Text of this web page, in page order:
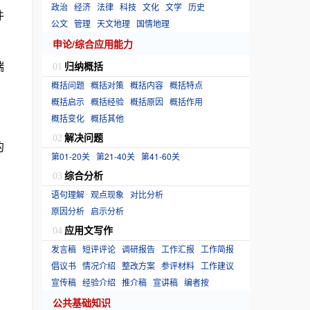
政治 经济 法律 科技 文化 文学 历史
公文 管理 天文地理 国情地理
申论/综合应用能力
01 归纳概括
概括问题 概括对策 概括内容 概括特点
概括启示 概括经验 概括原因 概括作用
概括变化 概括其他
02 解决问题
第01-20关 第21-40关 第41-60关
03 综合分析
语句理解 观点现象 对比分析
原因分析 启示分析
04 应用文写作
发言稿 短评评论 调研报告 工作汇报
工作简报
倡议书 情况介绍 整改方案 参评材料 工作建议
宣传稿 经验介绍 推介稿 宣讲稿 编者按
公共基础知识